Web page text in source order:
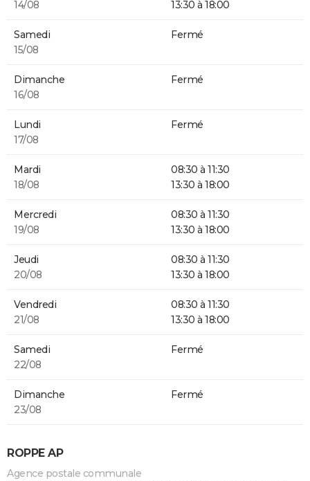
14/08
13:30 à 18:00
Samedi
15/08
Fermé
Dimanche
16/08
Fermé
Lundi
17/08
Fermé
Mardi
18/08
08:30 à 11:30
13:30 à 18:00
Mercredi
19/08
08:30 à 11:30
13:30 à 18:00
Jeudi
20/08
08:30 à 11:30
13:30 à 18:00
Vendredi
21/08
08:30 à 11:30
13:30 à 18:00
Samedi
22/08
Fermé
Dimanche
23/08
Fermé
ROPPE AP
Agence postale communale